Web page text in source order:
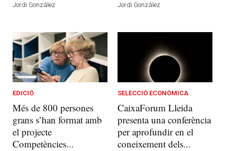
Jordi González Jordi González
EDICIÓ
Més de 800 persones
grans s’han format amb
el projecte
Competències...
SELECCIÓ ECONÒMICA
CaixaForum Lleida
presenta una conferència
per aprofundir en el
coneixement dels...